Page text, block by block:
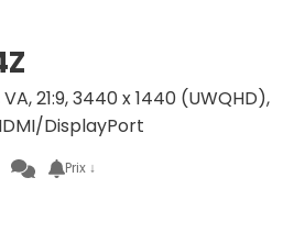
21:9, 3440 x 1440 (UWQHD),
DisplayPort
Prix ↓